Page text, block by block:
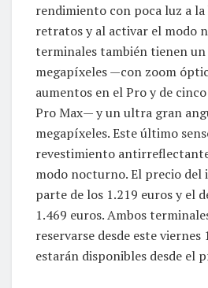
rendimiento con poca luz a la
retratos y al activar el modo
terminales también tienen
megapíxeles —con zoom
aumentos en el Pro y de
Pro Max— y un ultra gran
megapíxeles. Este último
revestimiento
modo nocturno. El precio del
parte de los 1.219 euros y el
1.469 euros. Ambos
reservarse desde este
estarán disponibles desde el